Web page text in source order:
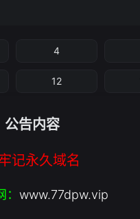
4
12
44
公告内容
记永久域名
www.77dpw.vip